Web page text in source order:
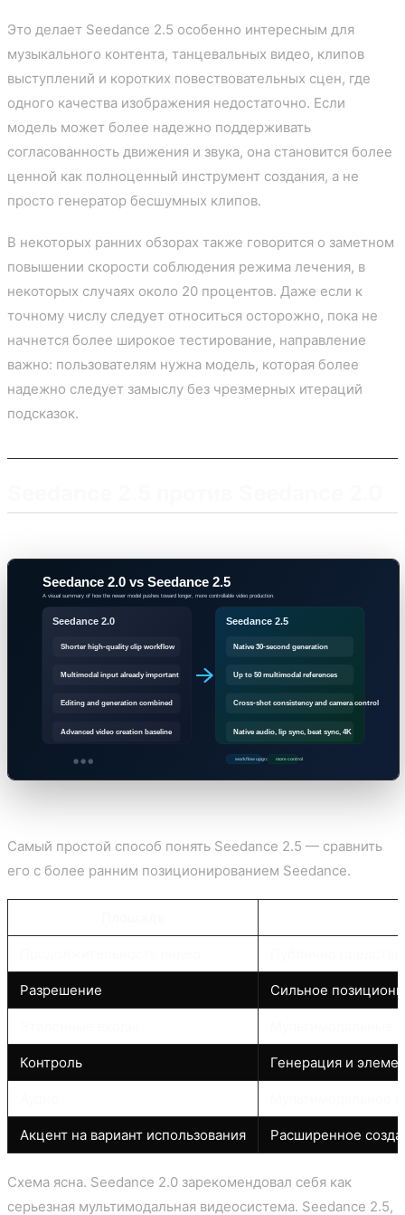
Это делает Seedance 2.5 особенно интересным для
музыкального контента, танцевальных видео, клипов
выступлений и коротких повествовательных сцен, где
одного качества изображения недостаточно. Если
модель может более надежно поддерживать
согласованность движения и звука, она становится более
ценной как полноценный инструмент создания, а не
просто генератор бесшумных клипов.
В некоторых ранних обзорах также говорится о заметном
повышении скорости соблюдения режима лечения, в
некоторых случаях около 20 процентов. Даже если к
точному числу следует относиться осторожно, пока не
начнется более широкое тестирование, направление
важно: пользователям нужна модель, которая более
надежно следует замыслу без чрезмерных итераций
подсказок.
Самый простой способ понять Seedance 2.5 — сравнить
его с более ранним позиционированием Seedance.
Разрешение Сильное
Контроль Генерация и
Акцент на вариант использования Расширенное
Схема ясна. Seedance 2.0 зарекомендовал себя как
серьезная мультимодальная видеосистема. Seedance 2.5,